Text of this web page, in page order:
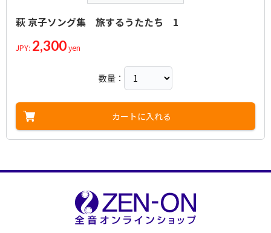
萩 京子ソング集 旅するうたたち 1
JPY: 2,300yen
数量：
カートに入れる